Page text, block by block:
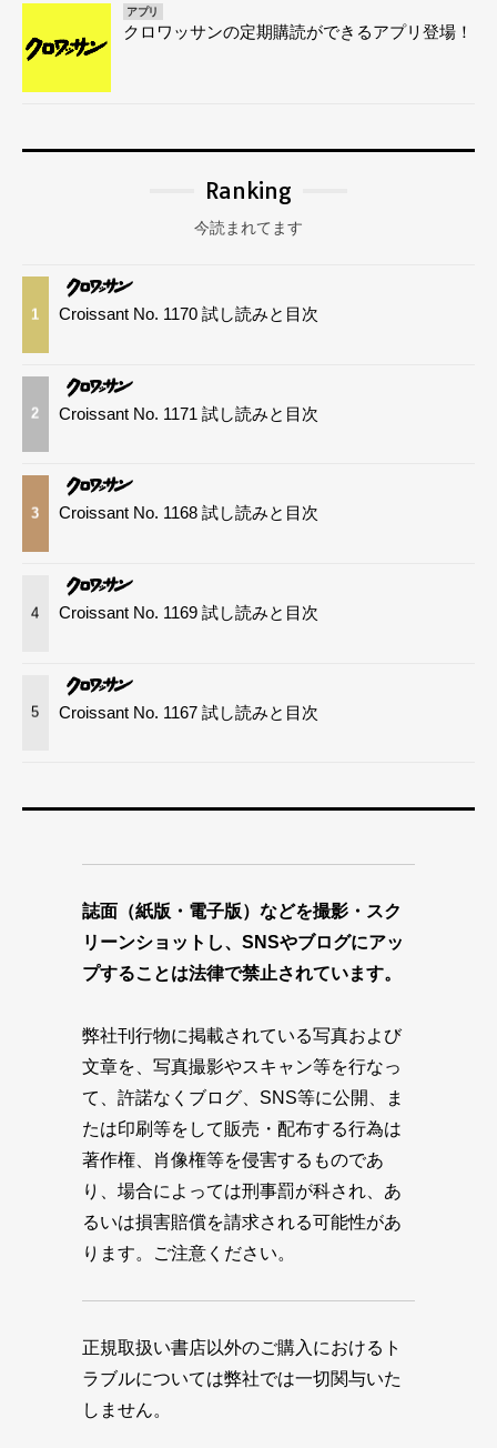
アプリ
クロワッサンの定期購読ができるアプリ登場！
Ranking
今読まれてます
1 Croissant No. 1170 試し読みと目次
2 Croissant No. 1171 試し読みと目次
3 Croissant No. 1168 試し読みと目次
4 Croissant No. 1169 試し読みと目次
5 Croissant No. 1167 試し読みと目次
誌面（紙版・電子版）などを撮影・スク
リーンショットし、SNSやブログにアッ
プすることは法律で禁止されています。
弊社刊行物に掲載されている写真および
文章を、写真撮影やスキャン等を行なっ
て、許諾なくブログ、SNS等に公開、ま
たは印刷等をして販売・配布する行為は
著作権、肖像権等を侵害するものであ
り、場合によっては刑事罰が科され、あ
るいは損害賠償を請求される可能性があ
ります。ご注意ください。
正規取扱い書店以外のご購入におけるト
ラブルについては弊社では一切関与いた
しません。